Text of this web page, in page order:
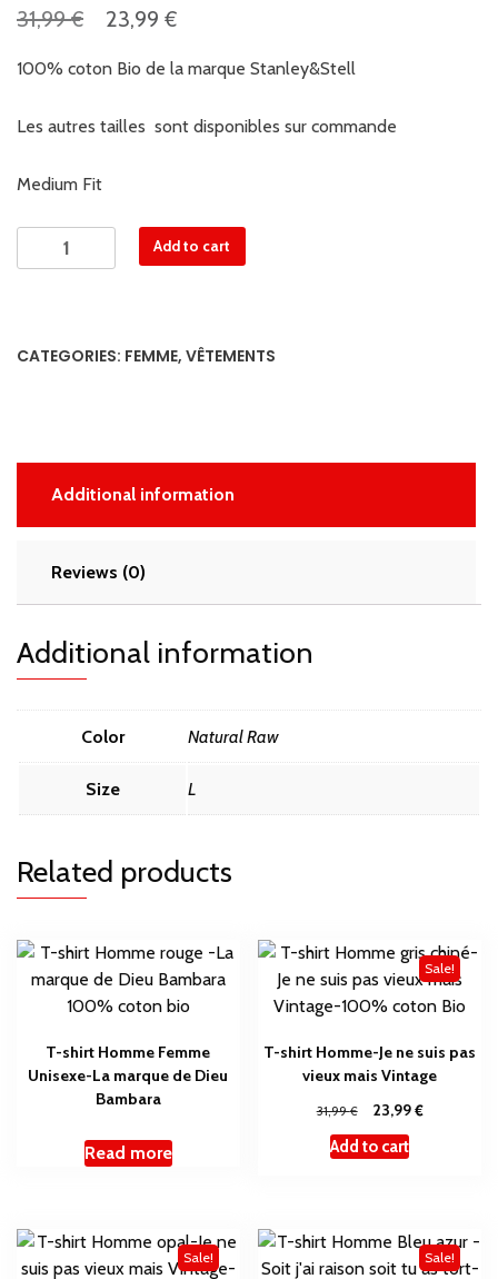
31,99€ 23,99 €
100% coton Bio de la marque Stanley&Stell
Les autres tailles sont disponibles sur commande
Medium Fit
shirt
quantity
Add to cart
CATEGORIES: FEMME, VÊTEMENTS
Additional information
Reviews (0)
Additional information
Color Natural Raw
Size L
Related products
T-shirt Homme Femme
Unisexe-La marque de Dieu
Bambara
Read more
Sale!
T-shirt Homme-Je ne suis pas
vieux mais Vintage
31,99€ 23,99€
Add to cart
Sale! Sale!